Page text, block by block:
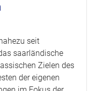
seit
saarländische
Zielen des
der eigenen